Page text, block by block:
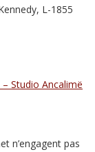
L-1855
Studio Ancalimë
n’engagent pas